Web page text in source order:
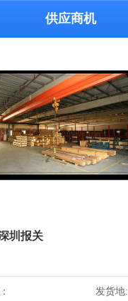
供应商机
圳报关
发货地: